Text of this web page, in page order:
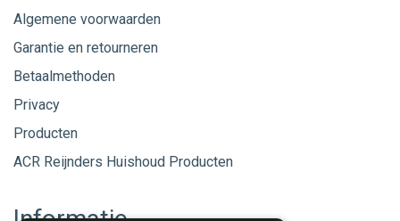
Algemene voorwaarden
Garantie en retourneren
Betaalmethoden
Privacy
Producten
ACR Reijnders Huishoud Producten